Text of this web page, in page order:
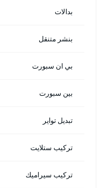
بدالات
بنشر متنقل
بي ان سبورت
بين سبورت
تبديل تواير
تركيب ستلايت
تركيب سيراميك